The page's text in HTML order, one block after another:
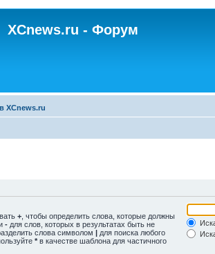
XCnews.ru - Форум
XCnews.ru
+ , чтобы определить слова, которые должны
- для слов, которых в результатах быть не
слова символом | для поиска любого
* в качестве шаблона для частичного